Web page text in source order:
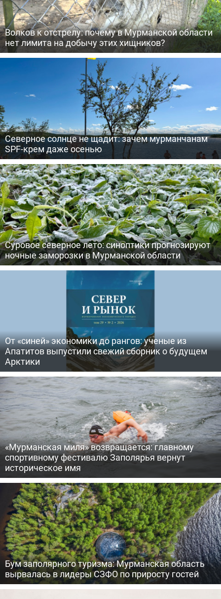
Волков к отстрелу: почему в Мурманской области
нет лимита на добычу этих хищников?
Северное солнце не щадит: зачем мурманчанам
SPF-крем даже осенью
Суровое северное лето: синоптики прогнозируют
ночные заморозки в Мурманской области
От «синей» экономики до рангов: ученые из
Апатитов выпустили свежий сборник о будущем
Арктики
«Мурманская миля» возвращается: главному
спортивному фестивалю Заполярья вернут
историческое имя
Бум заполярного туризма: Мурманская область
вырвалась в лидеры СЗФО по приросту гостей